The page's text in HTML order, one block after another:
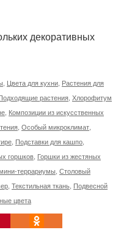
декоративных
Цвета для кухни Растения для
растения Хлорофитум
Композиции из искусственных
Особый микроклимат
Подставки для кашпо
горшков Горшки из жестяных
террариумы Столовый
Текстильная ткань Подвесной
цвета